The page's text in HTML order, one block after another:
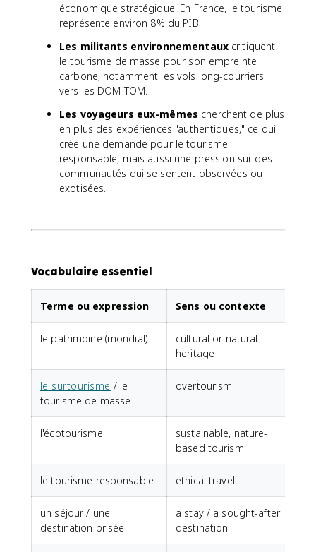
économique stratégique. En France, le tourisme
représente environ 8% du PIB.
Les militants environnementauxcritiquent
le tourisme de masse pour son empreinte
carbone, notamment les vols long-courriers
vers les DOM-TOM.
Les voyageurs eux-mêmes cherchent de plus
en plus des expériences "authentiques," ce qui
crée une demande pour le tourisme
responsable, mais aussi une pression sur des
communautés qui se sentent observées ou
exotisées.
Vocabulaire essentiel
Terme ou expression Sens ou contexte
le patrimoine (mondial)
cultural or natural
heritage
le surtourisme / le
tourisme de masse
overtourism
l'écotourisme
sustainable, nature-
based tourism
le tourisme responsable ethical travel
un séjour / une
destination prisée
a stay / a sought-after
destination